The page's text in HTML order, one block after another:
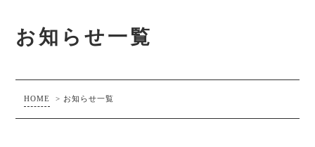
お知らせ一覧
HOME > お知らせ一覧